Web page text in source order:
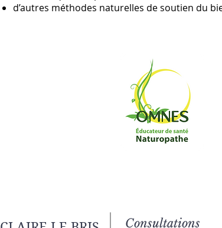
d’autres méthodes naturelles de soutien du
Consultations